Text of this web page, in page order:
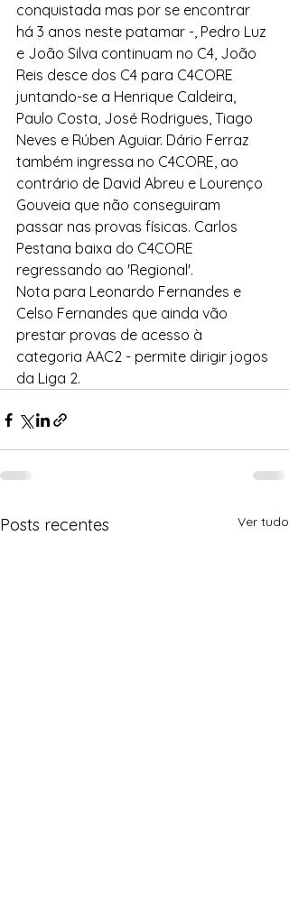
conquistada mas por se encontrar
há 3 anos neste patamar -, Pedro Luz
e João Silva continuam no C4, João
Reis desce dos C4 para C4CORE
juntando-se a Henrique Caldeira,
Paulo Costa, José Rodrigues, Tiago
Neves e Rúben Aguiar. Dário Ferraz
também ingressa no C4CORE, ao
contrário de David Abreu e Lourenço
Gouveia que não conseguiram
passar nas provas físicas. Carlos
Pestana baixa do C4CORE
regressando ao 'Regional'.
Nota para Leonardo Fernandes e
Celso Fernandes que ainda vão
prestar provas de acesso à
categoria AAC2 - permite dirigir jogos
da Liga 2.
Posts recentes Ver tudo